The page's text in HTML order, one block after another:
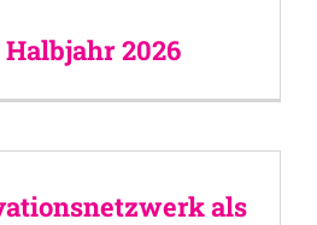
2026
als